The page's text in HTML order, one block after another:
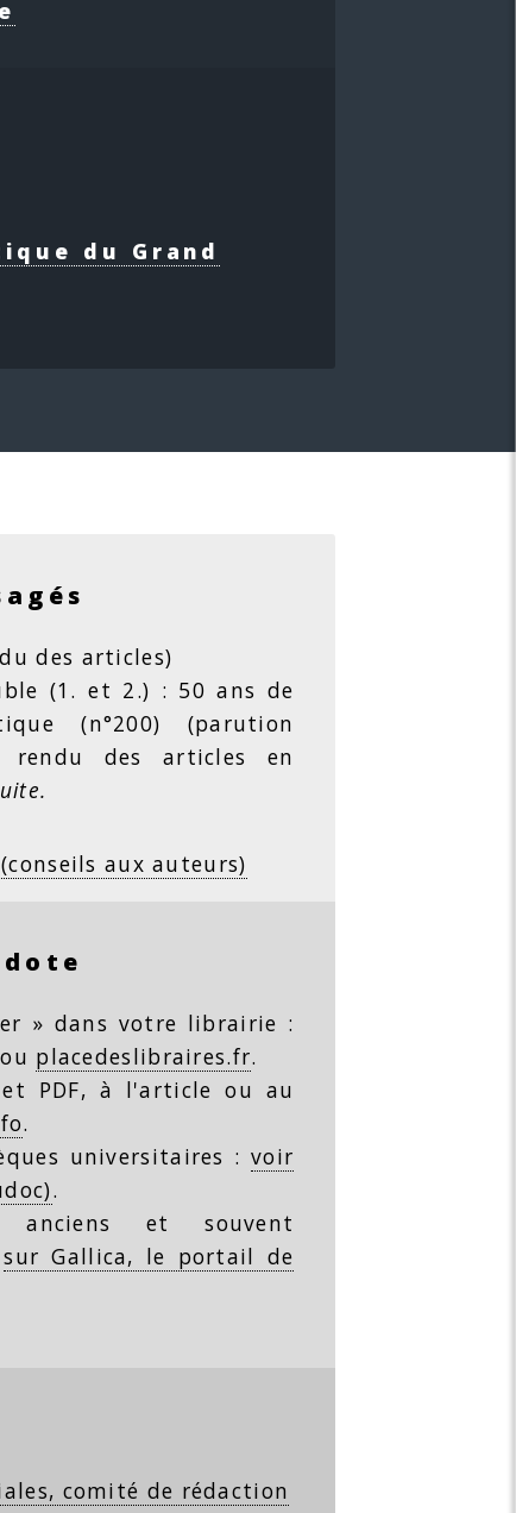
du Grand
des articles)
(1. et 2.) : 50 ans de
(n°200) (parution
rendu des articles en
aux auteurs)
» dans votre librairie :
ou placedeslibraires.fr.
PDF, à l'article ou au
.
universitaires :voir
.
et souvent
sur Gallica, le portail de
comité de rédaction